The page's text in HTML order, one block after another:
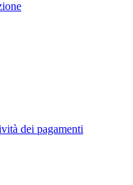
dei pagamenti